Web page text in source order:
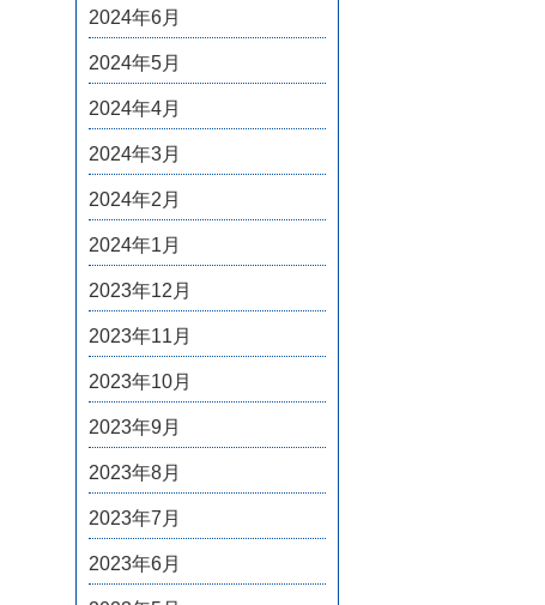
2024年6月
2024年5月
2024年4月
2024年3月
2024年2月
2024年1月
2023年12月
2023年11月
2023年10月
2023年9月
2023年8月
2023年7月
2023年6月